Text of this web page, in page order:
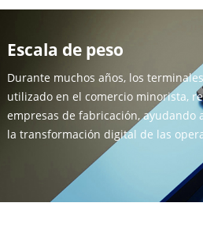
Escala de peso
Durante muchos años, los
utilizado en el comercio minorista,
empresas de fabricación, ayudando
la transformación digital de las